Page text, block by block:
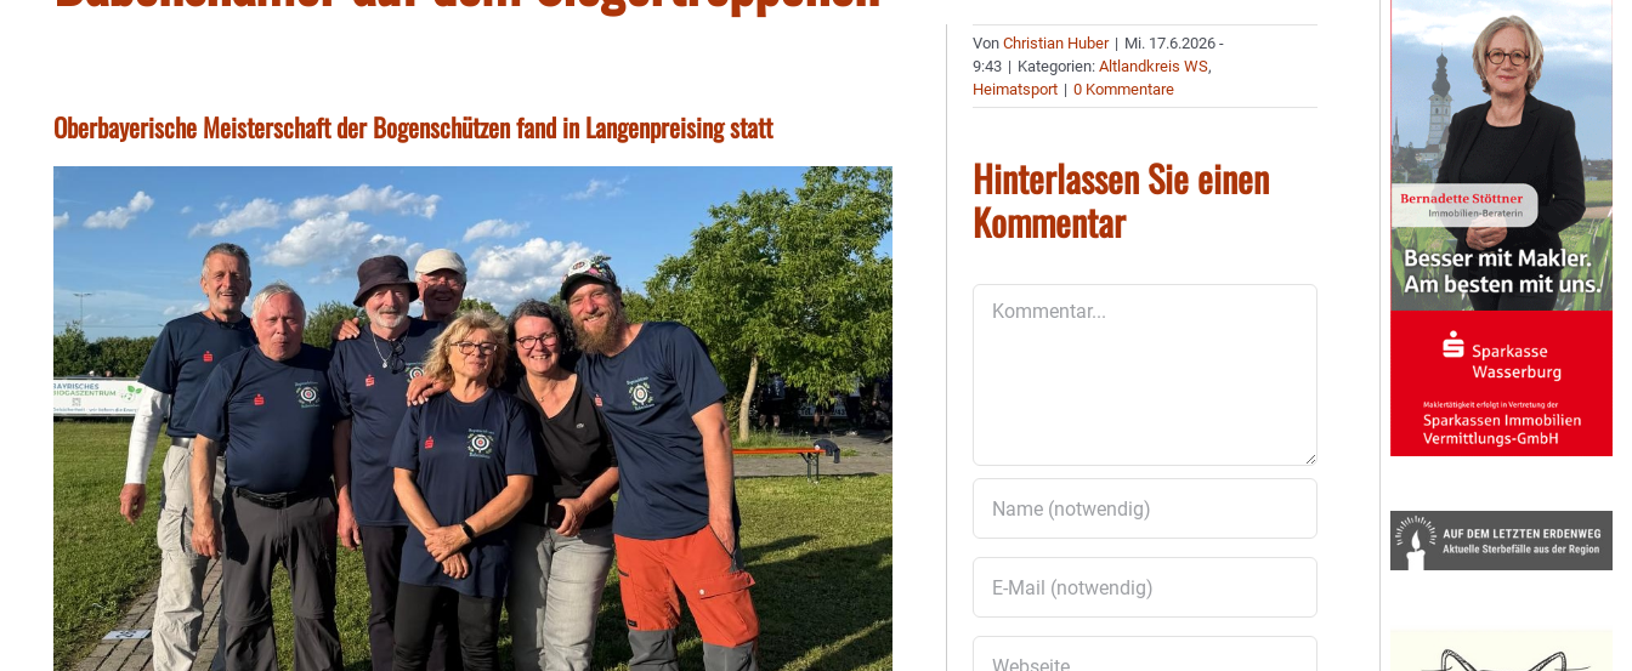
Oberbayerische Meisterschaft der Bogenschützen fand in Langenpreising statt
VonChristian Huber | Mi. 17.6.2026 -
9:43 | Kategorien:Altlandkreis WS,
Heimatsport | 0 Kommentare
Hinterlassen Sie einen
Kommentar